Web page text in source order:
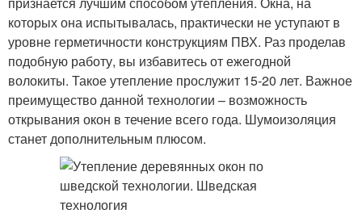
которых она испытывалась, практически не уступают в
уровне герметичности конструкциям ПВХ. Раз проделав
подобную работу, вы избавитесь от ежегодной
волокиты. Такое утепление прослужит 15-20 лет. Важное
преимущество данной технологии – возможность
открывания окон в течение всего года. Шумоизоляция
станет дополнительным плюсом.